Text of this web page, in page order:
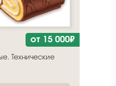
от 15 000₽
Технические